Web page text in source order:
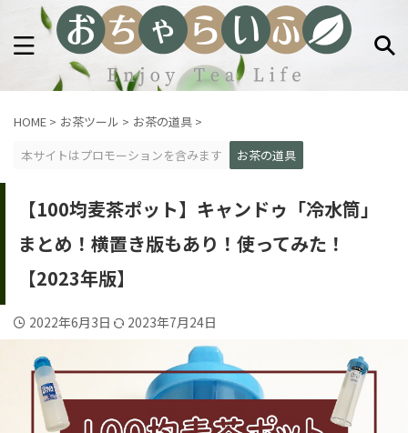
HOME > お茶ツール > お茶の道具 >
本サイトはプロモーションを含みます
お茶の道具
【100均麦茶ポット】キャンドゥ「冷水筒」
まとめ！横置き版もあり！使ってみた！
【2023年版】
2022年6月3日 2023年7月24日